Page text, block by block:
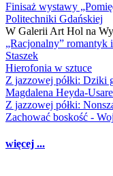
Finisaż wystawy
Politechniki Gdańskiej
W Galerii Art Hol na
„Racjonalny” romantyk
Staszek
Hierofonia w sztuce
Z jazzowej półki: Dziki
Magdalena Heyda-
Z jazzowej półki:
Zachować boskość -
więcej ...